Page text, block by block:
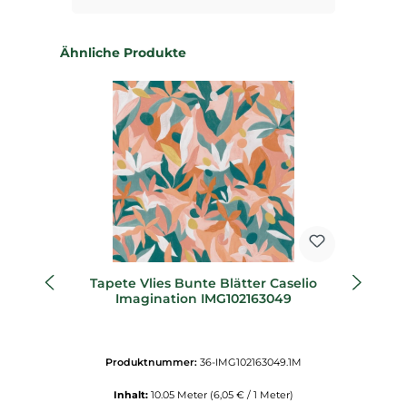
Produktgalerie überspringen
Ähnliche Produkte
Tapete Vlies Bunte Blätter Caselio
Imagination IMG102163049
Produktnummer: 36-IMG102163049.1M
Inhalt: 10.05 Meter (6,05 € / 1 Meter)